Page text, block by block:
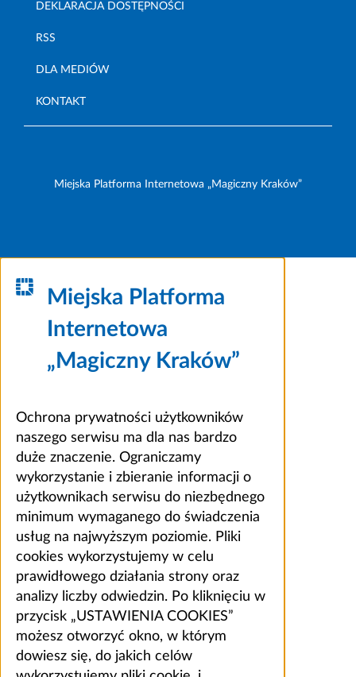
DEKLARACJA DOSTĘPNOŚCI
RSS
DLA MEDIÓW
KONTAKT
Miejska Platforma Internetowa „Magiczny Kraków”
Miejska Platforma
Internetowa
„Magiczny Kraków”
Ochrona prywatności użytkowników
naszego serwisu ma dla nas bardzo
duże znaczenie. Ograniczamy
wykorzystanie i zbieranie informacji o
użytkownikach serwisu do niezbędnego
minimum wymaganego do świadczenia
usług na najwyższym poziomie. Pliki
cookies wykorzystujemy w celu
prawidłowego działania strony oraz
analizy liczby odwiedzin. Po kliknięciu w
przycisk „USTAWIENIA COOKIES”
możesz otworzyć okno, w którym
dowiesz się, do jakich celów